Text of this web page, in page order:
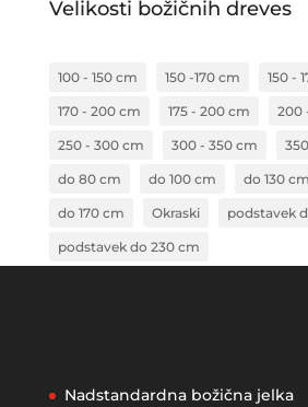
Velikosti božičnih dreves
100 - 150 cm 150 -170 cm 150 -
170 - 200 cm 175 - 200 cm 200
250 - 300 cm 300 - 350 cm
do 80 cm do 100 cm do 130 cm
do 170 cm Okraski podstavek
podstavek do 230 cm
Nadstandardna božična jelka